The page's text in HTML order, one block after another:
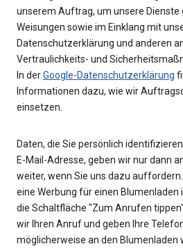
unserem Auftrag, um unsere Dienste
Weisungen sowie im Einklang mit
Datenschutzerklärung und anderen
Vertraulichkeits- und
In derGoogle-Datenschutzerklärung
Informationen dazu, wie wir
einsetzen.
Daten, die Sie persönlich
E-Mail-Adresse, geben wir nur dann
weiter, wenn Sie uns dazu
eine Werbung für einen Blumenladen
die Schaltfläche "Zum Anrufen
wir Ihren Anruf und geben Ihre
möglicherweise an den Blumenladen